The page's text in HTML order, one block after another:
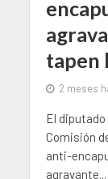
tapen
2 meses
El
Comisión
anti-
agravante...